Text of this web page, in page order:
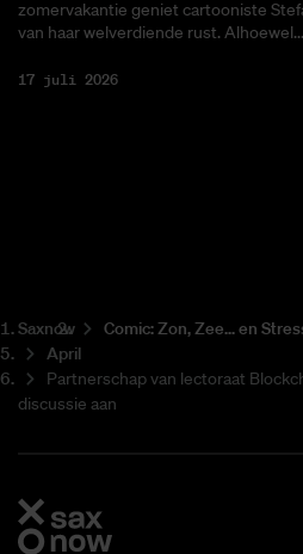
zomervakantie geniet cartooniste
van haar welverdiende rust. Alhoewel...
17 juli 2026
Saxnow Co­mic: Zon, Zee... en
April
Partnerschap van lectoraat
discussie aan